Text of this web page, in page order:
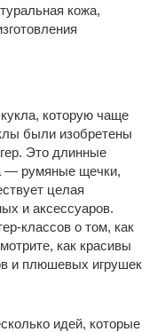
кожа,
которую чаще
были изобретены
Это длинные
— румяные щечки,
целая
и аксессуаров.
классов о том, как
как красивы
и плюшевых игрушек
идей, которые